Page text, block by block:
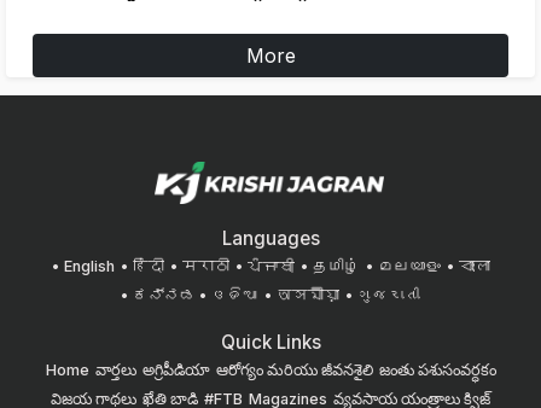
More
Languages
English हिंदी मराठी ਪੰਜਾਬੀ தமிழ் മലയാളം
বাংলা
ಕನ್ನಡ
ଓଡିଆ অসমীয়া ગુજરાતી
Quick Links
Home వార్తలు అగ్రిపీడియా ఆరోగ్యం మరియు జీవనశైలి జంతు పశుసంవర్ధకం
విజయ గాథలు ఖేతి బాడి #FTB Magazines వ్యవసాయ యంత్రాలు క్విజ్